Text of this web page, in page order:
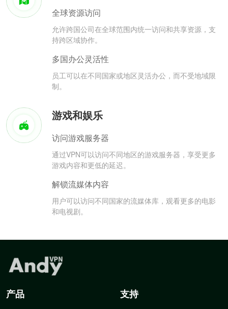
全球资源访问
允许跨国公司在全球范围内统一访问和共享资源，支
持跨区域协作。
多国办公灵活性
员工可以在不同国家或地区灵活办公，而不受地域限
制。
游戏和娱乐
访问游戏服务器
通过VPN可以访问不同地区的游戏服务器，享受更多
游戏内容和更低的延迟。
解锁流媒体内容
用户可以访问不同国家的流媒体库，观看更多的电影
和电视剧。
产品 支持